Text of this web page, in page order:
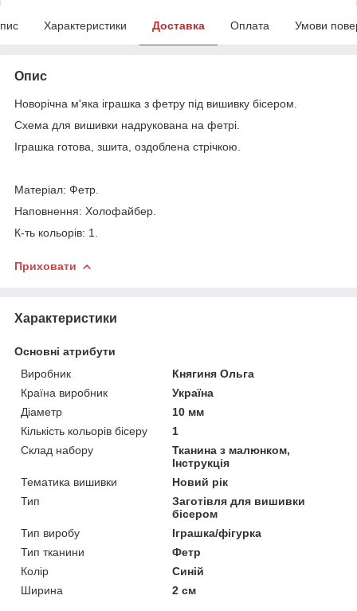
Характеристики Доставка Оплата Умови
Опис
Новорічна м'яка іграшка з фетру під вишивку бісером.
Схема для вишивки надрукована на фетрі.
Іграшка готова, зшита, оздоблена стрічкою.
Матеріал: Фетр.
Наповнення: Холофайбер.
К-ть кольорів: 1.
Приховати
Характеристики
Основні атрибути
Виробник
Княгиня Ольга
Країна виробник
Україна
Діаметр
10 мм
Кількість кольорів бісеру
1
Склад набору
Тканина з малюнком,
Інструкція
Тематика вишивки
Новий рік
Тип
Заготівля для вишивки
бісером
Тип виробу
Іграшка/фігурка
Тип тканини
Фетр
Колір
Синій
Ширина
2 см